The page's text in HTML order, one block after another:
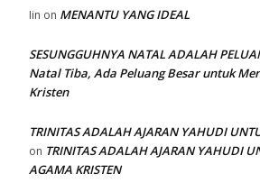
Iin on MENANTU YANG IDEAL
SESUNGGUHNYA NATAL ADALAH
Natal Tiba, Ada Peluang Besar untuk
Kristen
TRINITAS ADALAH AJARAN YAHUDI
on TRINITAS ADALAH AJARAN YAHUDI
AGAMA KRISTEN